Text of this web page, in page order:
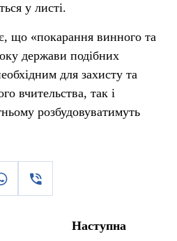
у листі.
що «покарання винного та
держави подібних
для захисту та
вчительства, так і
розбудовуватимуть
Наступна